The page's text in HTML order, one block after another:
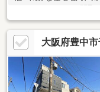
5SLDK+DEN+DKの間
17.9帖、対面式キッチ
▼設備・床暖房(リビン
米(約77.88坪)(2026年5
ついては、隣地境界立
る可能性有■ ご希望の
━━━━━・・・物件の
ださい。
大阪府豊中